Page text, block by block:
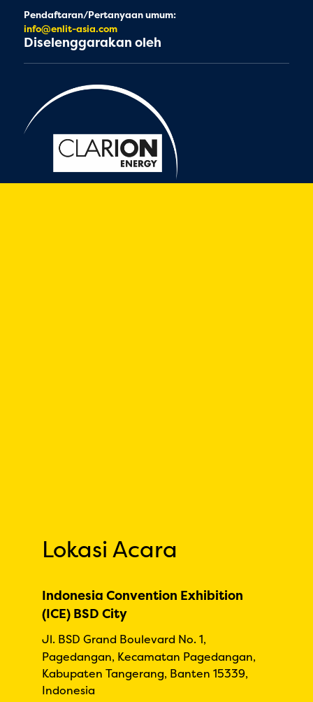
Pendaftaran/Pertanyaan umum:
info@enlit-asia.com
Diselenggarakan oleh
Lokasi Acara
Indonesia Convention Exhibition
(ICE) BSD City
Jl. BSD Grand Boulevard No. 1,
Pagedangan, Kecamatan Pagedangan,
Kabupaten Tangerang, Banten 15339,
Indonesia